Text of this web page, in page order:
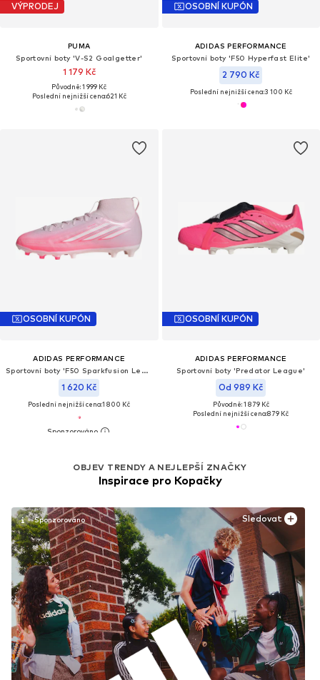
VÝPRODEJ
PUMA
Sportovní boty 'V-S2 Goalgetter'
1 179 Kč
Původně: 1 999 Kč
Poslední nejnižší cena:621 Kč
OSOBNÍ KUPÓN
ADIDAS PERFORMANCE
Sportovní boty 'F50 Hyperfast Elite'
2 790 Kč
Poslední nejnižší cena:3 100 Kč
OSOBNÍ KUPÓN
ADIDAS PERFORMANCE
Sportovní boty 'F50 Sparkfusion League'
1 620 Kč
Poslední nejnižší cena:1 800 Kč
OBJEV TRENDY A NEJLEPŠÍ ZNAČKY
Inspirace pro Kopačky
Sledovat
OSOBNÍ KUPÓN
ADIDAS PERFORMANCE
Sportovní boty 'Predator League'
Od 989 Kč
Původně: 1 879 Kč
Poslední nejnižší cena:879 Kč